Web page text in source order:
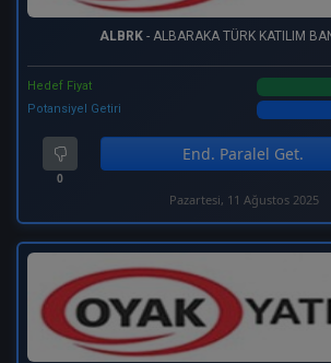
ALBRK- ALBARAKA TÜRK KATILIM
Hedef Fiyat
Potansiyel Getiri
0
End. Paralel Get.
Pazartesi, 11 Ağustos 2025